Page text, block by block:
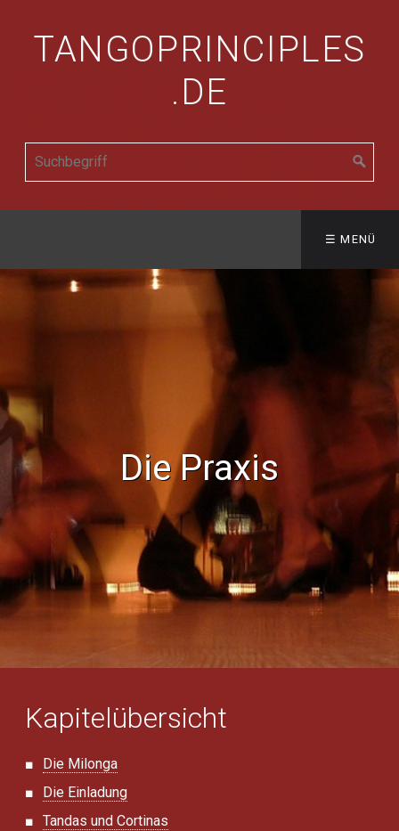
TANGOPRINCIPLES
.DE
☰ MENÜ
Die Praxis
Kapitelübersicht
Die Milonga
Die Einladung
Tandas und Cortinas